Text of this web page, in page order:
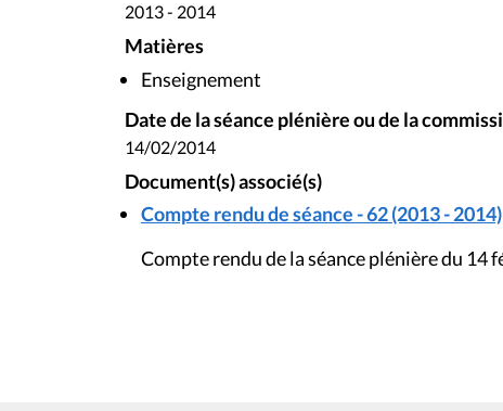
2013 - 2014
Matières
Enseignement
Date de la séance plénière ou de la
14/02/2014
Document(s) associé(s)
Compte rendu de séance - 62 (2013 - 2014)
Compte rendu de la séance plénière du 14